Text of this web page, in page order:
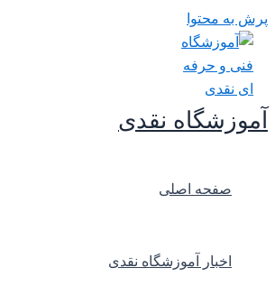
پرش به محتوا
آموزشگاه نقدی
صفحه اصلی
اخبار آموزشگاه نقدی